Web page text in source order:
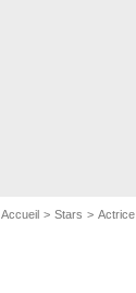
Accueil Stars Actrice